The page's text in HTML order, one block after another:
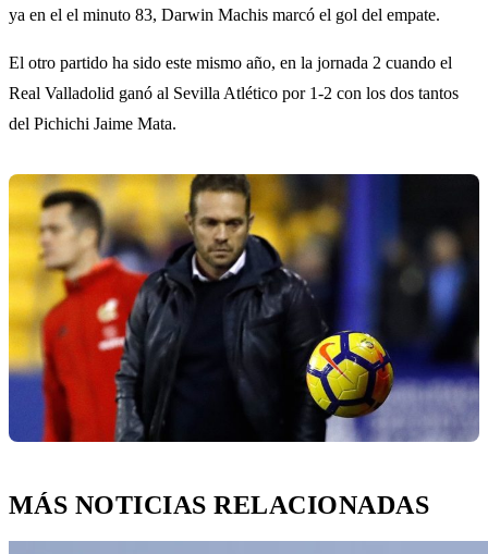
ya en el el minuto 83, Darwin Machis marcó el gol del empate.
El otro partido ha sido este mismo año, en la jornada 2 cuando el
Real Valladolid ganó al Sevilla Atlético por 1-2 con los dos tantos
del Pichichi Jaime Mata.
MÁS NOTICIAS RELACIONADAS